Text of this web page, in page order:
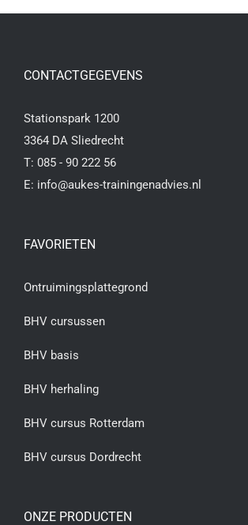
CONTACTGEGEVENS
Stationspark 1200
3364 DA Sliedrecht
T: 085 - 90 222 56
E: info@aukes-trainingenadvies.nl
FAVORIETEN
Ontruimingsplattegrond
BHV cursussen
BHV basis
BHV herhaling
BHV cursus Rotterdam
BHV cursus Dordrecht
ONZE PRODUCTEN